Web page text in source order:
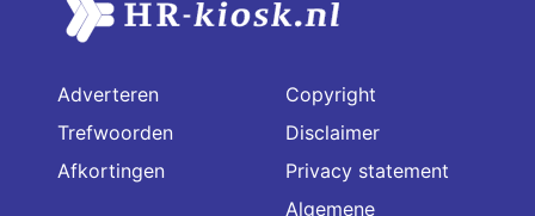
Adverteren
Trefwoorden
Afkortingen
Copyright
Disclaimer
Privacy statement
Algemene